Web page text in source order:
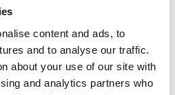
content and ads, to
and to analyse our traffic.
about your use of our site with
and analytics partners who